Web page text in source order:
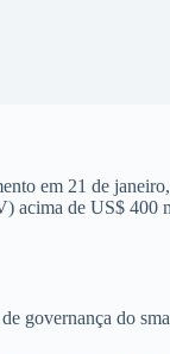
em 21 de
acima de US$
governança do